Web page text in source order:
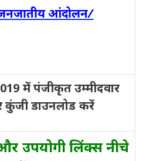
आंदोलन/
में पंजीकृत उम्मीदवार
कुंजी डाउनलोड करें
उपयोगी लिंक्स नीचे